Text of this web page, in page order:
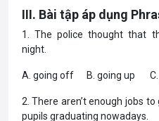
III. Bài tập áp dụng
1. The police thought that
night.
A. going off B. going up C.
2. There aren’t enough jobs
pupils graduating nowadays.